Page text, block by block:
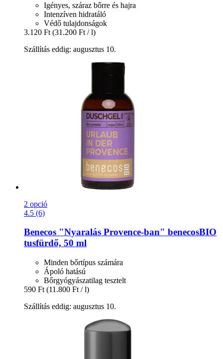
Igényes, száraz bőrre és hajra
Intenzíven hidratáló
Védő tulajdonságok
3.120 Ft (31.200 Ft / l)
Szállítás eddig: augusztus 10.
2 opció
4.5 (6)
Benecos "Nyaralás Provence-​ban" benecosBIO
tusfürdő, 50 ml
Minden bőrtípus számára
Ápoló hatású
Bőrgyógyászatilag tesztelt
590 Ft (11.800 Ft / l)
Szállítás eddig: augusztus 10.